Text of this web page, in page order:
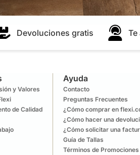
Devoluciones gratis
y Valores
de Calidad
Ayuda
Contacto
Preguntas Frecuentes
¿Cómo comprar en
¿Cómo hacer una
¿Cómo solicitar una
Guía de Tallas
Términos de Promociones